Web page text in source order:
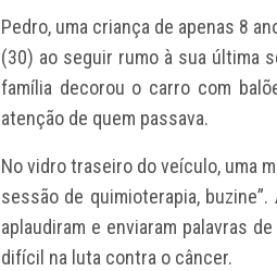
Pedro, uma criança de apenas 8
(30) ao seguir rumo à sua última
família decorou o carro com
atenção de quem passava.
No vidro traseiro do veículo, uma
sessão de quimioterapia,
aplaudiram e enviaram palavras
difícil na luta contra o câncer.